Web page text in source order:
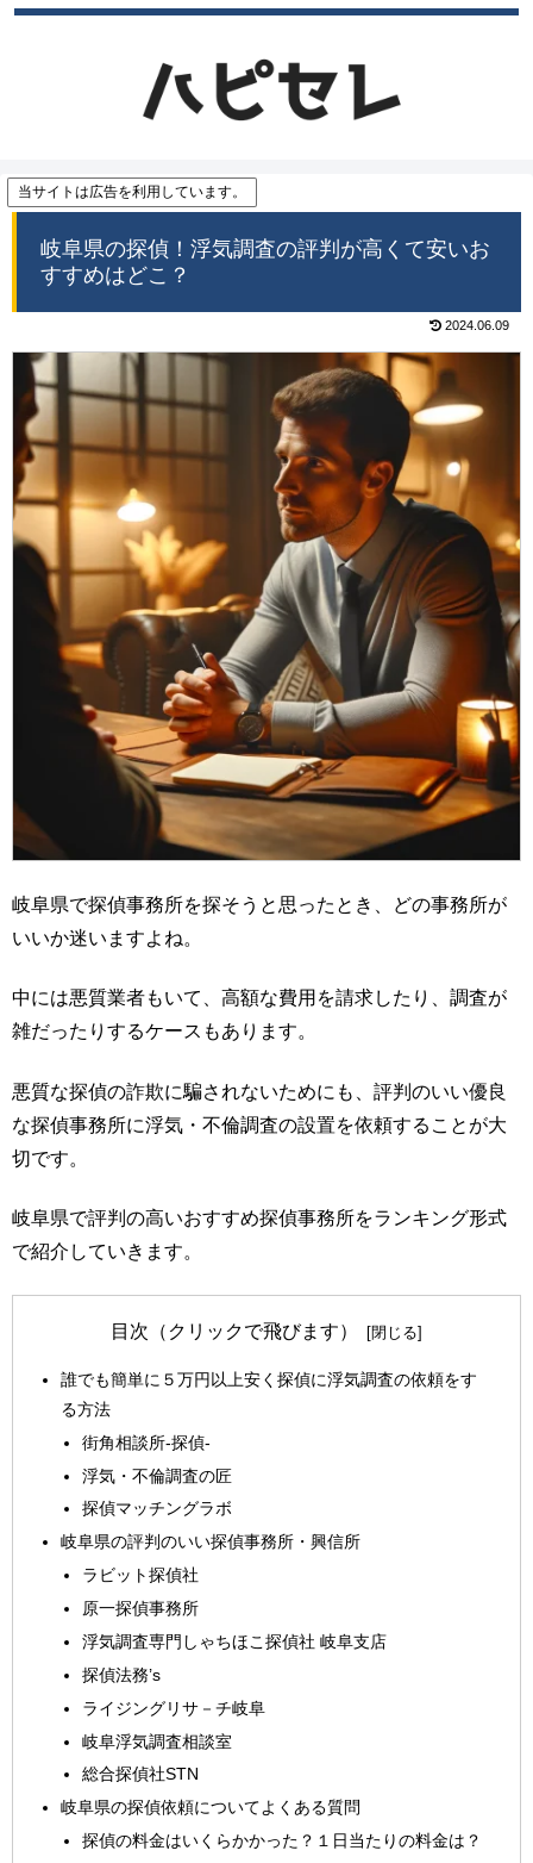
当サイトは広告を利用しています。
岐阜県の探偵！浮気調査の評判が高くて安いお
すすめはどこ？
2024.06.09
岐阜県で探偵事務所を探そうと思ったとき、どの事務所が
いいか迷いますよね。
中には悪質業者もいて、高額な費用を請求したり、調査が
雑だったりするケースもあります。
悪質な探偵の詐欺に騙されないためにも、評判のいい優良
な探偵事務所に浮気・不倫調査の設置を依頼することが大
切です。
岐阜県で評判の高いおすすめ探偵事務所をランキング形式
で紹介していきます。
目次（クリックで飛びます）
誰でも簡単に５万円以上安く探偵に浮気調査の依頼をす
る方法
街角相談所-探偵-
浮気・不倫調査の匠
探偵マッチングラボ
岐阜県の評判のいい探偵事務所・興信所
ラビット探偵社
原一探偵事務所
浮気調査専門しゃちほこ探偵社 岐阜支店
探偵法務’s
ライジングリサ－チ岐阜
岐阜浮気調査相談室
総合探偵社STN
岐阜県の探偵依頼についてよくある質問
探偵の料金はいくらかかった？１日当たりの料金は？